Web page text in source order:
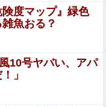
を露出しちゃって
デモが起きてる」 ネ
行人に混じってるの
星よつはがガチで可
険度マップ』緑色
魚おる？
10号ヤバい、アパ
」